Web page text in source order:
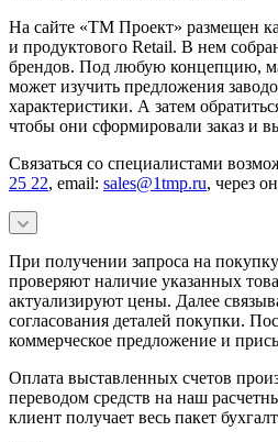
На сайте «ТМ Проект» размещен
и продуктового Retail. В нем
брендов. Под любую концепцию,
может изучить предложения
характеристики. А затем
чтобы они сформировали заказ и
Связаться со специалистами
25 22, email: sales@1tmp.ru, через
При получении запроса на
проверяют наличие указанных
актуализируют цены. Далее
согласования деталей покупки.
коммерческое предложение и
Оплата выставленных счетов
переводом средств на наш
клиент получает весь пакет